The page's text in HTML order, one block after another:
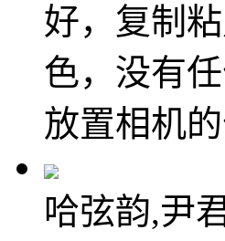
好，复制
色，没有
放置相机
哈弦韵,尹